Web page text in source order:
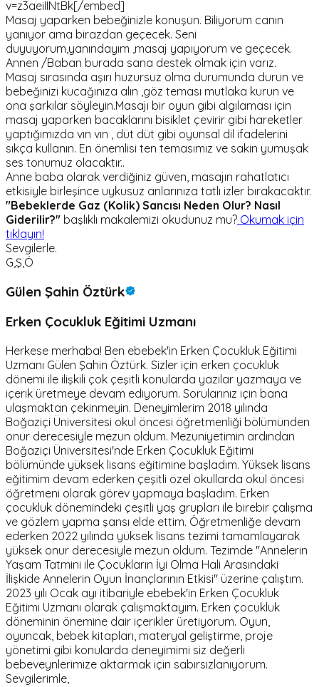
v=z3aeiIINtBk[/embed]
Masaj yaparken bebeğinizle konuşun. Biliyorum canın
yanıyor ama birazdan geçecek. Seni
duyuyorum,yanındayım ,masaj yapıyorum ve geçecek.
Annen /Baban burada sana destek olmak için varız.
Masaj sırasında aşırı huzursuz olma durumunda durun ve
bebeğinizi kucağınıza alın ,göz teması mutlaka kurun ve
ona şarkılar söyleyin.Masajı bir oyun gibi algılaması için
masaj yaparken bacaklarını bisiklet çevirir gibi hareketler
yaptığımızda vın vın , düt düt gibi oyunsal dil ifadelerini
sıkça kullanın. En önemlisi ten temasımız ve sakin yumuşak
ses tonumuz olacaktır..
Anne baba olarak verdiğiniz güven, masajın rahatlatıcı
etkisiyle birleşince uykusuz anlarınıza tatlı izler bırakacaktır.
"Bebeklerde Gaz (Kolik) Sancısı Neden Olur? Nasıl
Giderilir?" başlıklı makalemizi okudunuz mu? Okumak için
tıklayın!
Sevgilerle.
G,Ş,Ö
Gülen Şahin Öztürk
Erken Çocukluk Eğitimi Uzmanı
Herkese merhaba! Ben ebebek'in Erken Çocukluk Eğitimi
Uzmanı Gülen Şahin Öztürk. Sizler için erken çocukluk
dönemi ile ilişkili çok çeşitli konularda yazılar yazmaya ve
içerik üretmeye devam ediyorum. Sorularınız için bana
ulaşmaktan çekinmeyin. Deneyimlerim 2018 yılında
Boğaziçi Üniversitesi okul öncesi öğretmenliği bölümünden
onur derecesiyle mezun oldum. Mezuniyetimin ardından
Boğaziçi Üniversitesi'nde Erken Çocukluk Eğitimi
bölümünde yüksek lisans eğitimine başladım. Yüksek lisans
eğitimim devam ederken çeşitli özel okullarda okul öncesi
öğretmeni olarak görev yapmaya başladım. Erken
çocukluk dönemindeki çeşitli yaş grupları ile birebir çalışma
ve gözlem yapma şansı elde ettim. Öğretmenliğe devam
ederken 2022 yılında yüksek lisans tezimi tamamlayarak
yüksek onur derecesiyle mezun oldum. Tezimde "Annelerin
Yaşam Tatmini ile Çocukların İyi Olma Hali Arasındaki
İlişkide Annelerin Oyun İnançlarının Etkisi" üzerine çalıştım.
2023 yılı Ocak ayı itibariyle ebebek'in Erken Çocukluk
Eğitimi Uzmanı olarak çalışmaktayım. Erken çocukluk
döneminin önemine dair içerikler üretiyorum. Oyun,
oyuncak, bebek kitapları, materyal geliştirme, proje
yönetimi gibi konularda deneyimimi siz değerli
bebeveynlerimize aktarmak için sabırsızlanıyorum.
Sevgilerimle,